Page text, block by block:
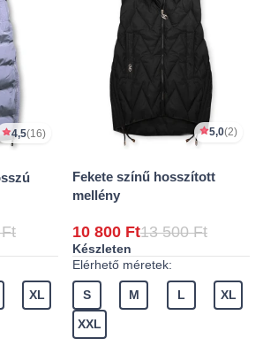
4,5(16)
XL
5,0(2)
Fekete színű hosszított
mellény
10 800 Ft13 500 Ft
Készleten
Elérhető méretek:
S M L XL
XXL